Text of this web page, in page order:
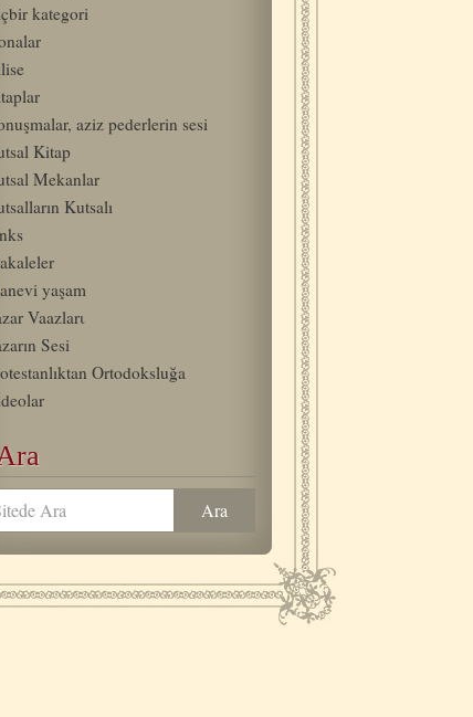
kategori
aziz pederlerin sesi
Kitap
Mekanlar
Kutsalı
yaşam
Vaazlarι
Sesi
Ortodoksluğa